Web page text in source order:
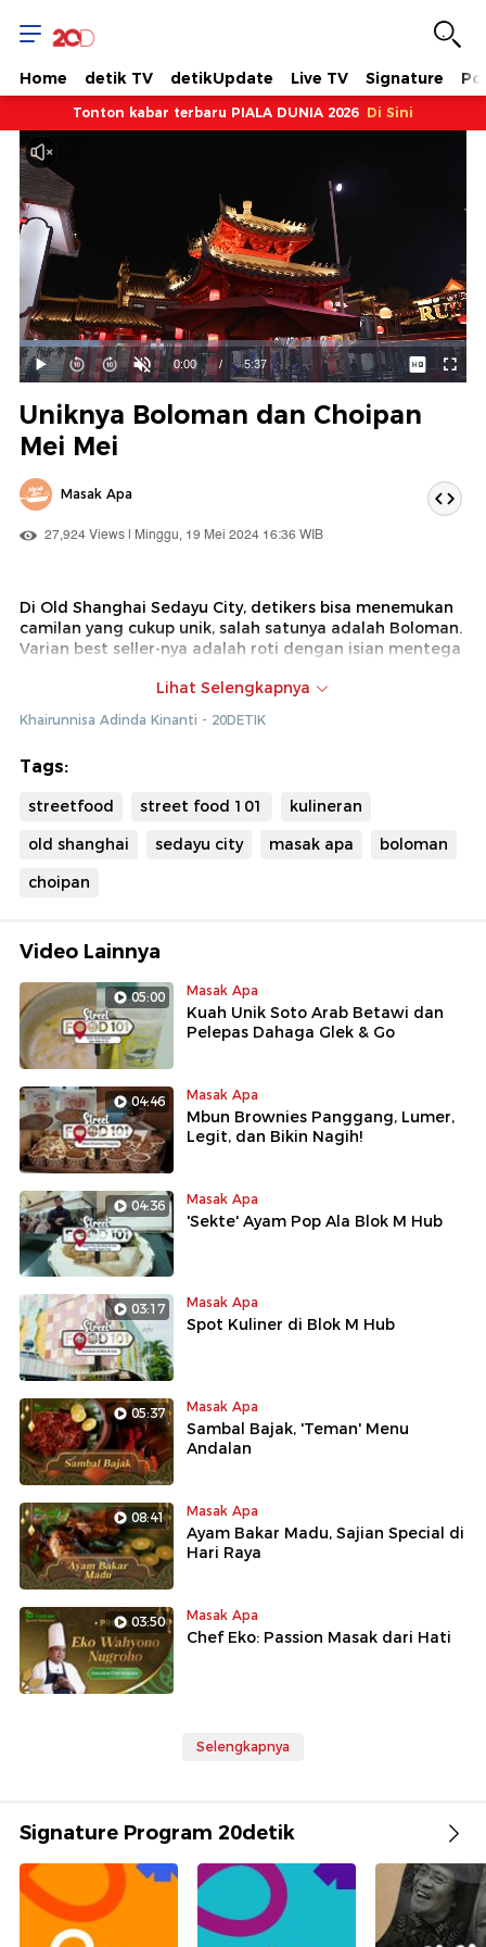
Home detik TV detikUpdate Live TV Signature
Tonton kabar terbaru PIALA DUNIA 2026 Di Sini
Mainkan
Suara
Hidup
Waktu
0:00 / Durasi
5:37
Dimuat:
17.94%
Uniknya Boloman dan Choipan
Mei Mei
Masak Apa
27,924 Views | Minggu, 19 Mei 2024 16:36 WIB
Di Old Shanghai Sedayu City, detikers bisa menemukan
camilan yang cukup unik, salah satunya adalah Boloman.
Varian best seller-nya adalah roti dengan isian mentega
bengkoang, kucai, talas, dan bengkoang jamur. Bisa
dinikmati dalam keadaan dikukus, ataupun digoreng.
Lihat Selengkapnya
Khairunnisa Adinda Kinanti - 20DETIK
Tags:
streetfood street food 101
kulineran
old shanghai
sedayu city masak apa
boloman
choipan
Video Lainnya
05:00 Masak Apa
Kuah Unik Soto Arab Betawi dan
Pelepas Dahaga Glek & Go
04:46 Masak Apa
Mbun Brownies Panggang, Lumer,
Legit, dan Bikin Nagih!
04:36 Masak Apa
'Sekte' Ayam Pop Ala Blok M Hub
03:17 Masak Apa
Spot Kuliner di Blok M Hub
05:37 Masak Apa
Sambal Bajak, 'Teman' Menu
Andalan
08:41 Masak Apa
Ayam Bakar Madu, Sajian Special di
Hari Raya
03:50 Masak Apa
Chef Eko: Passion Masak dari Hati
Selengkapnya
Signature Program 20detik